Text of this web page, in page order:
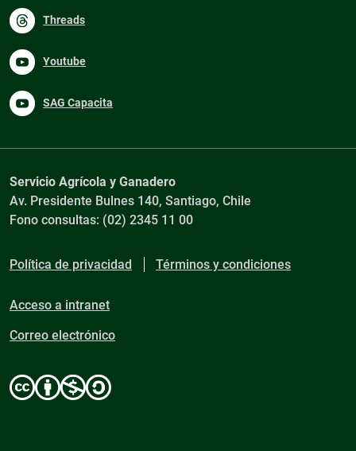
Threads
Youtube
SAG Capacita
Servicio Agrícola y Ganadero
Av. Presidente Bulnes 140, Santiago, Chile
Fono consultas: (02) 2345 11 00
Política de privacidad Términos y condiciones
Acceso a intranet
Correo electrónico